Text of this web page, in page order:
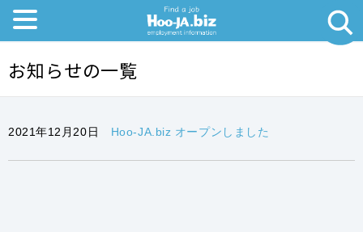
お知らせの一覧
2021年12月20日 Hoo-JA.biz オープンしました